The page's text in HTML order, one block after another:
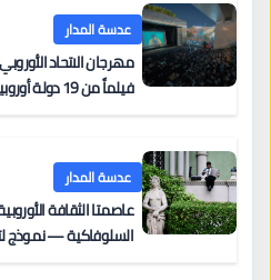
عدسة المدار
فيلماً من 19 دولة أوروبية بالدخول المجاني
عدسة المدار
السلوفاكية — نموذج